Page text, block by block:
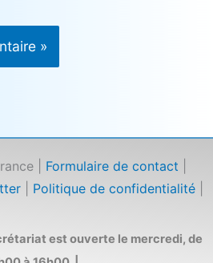
| Formulaire de contact
| Politique de confidentialité|
est ouverte le mercredi, de